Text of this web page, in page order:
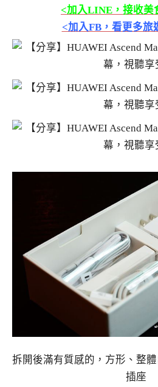
<加入LINE，接收美
<加入FB，看更多旅
拆開後滿有質感的，方形、整
插座